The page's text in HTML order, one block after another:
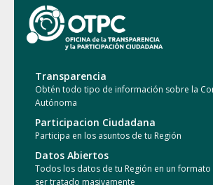
Transparencia
Obtén todo tipo de información sobre la
Autónoma
Participacion Ciudadana
Participa en los asuntos de tu Región
Datos Abiertos
Todos los datos de tu Región en un
ser tratado masivamente